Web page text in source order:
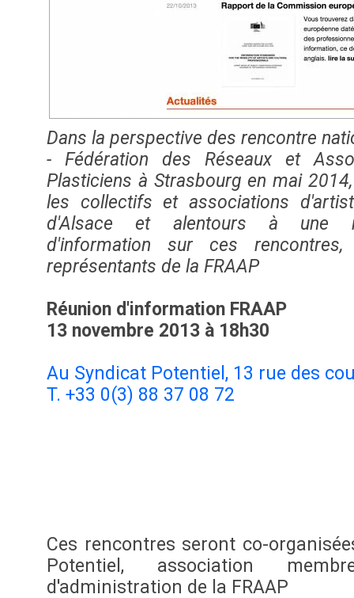
Dans la perspective des rencontre
- Fédération des Réseaux et
Plasticiens à Strasbourg en mai
les collectifs et associations
d'Alsace et alentours à une
d'information sur ces
représentants de la FRAAP
Réunion d'information FRAAP
13 novembre 2013 à 18h30
Au Syndicat Potentiel, 13 rue des
T. +33 0(3) 88 37 08 72
Ces rencontres seront co-
Potentiel, association
d'administration de la FRAAP